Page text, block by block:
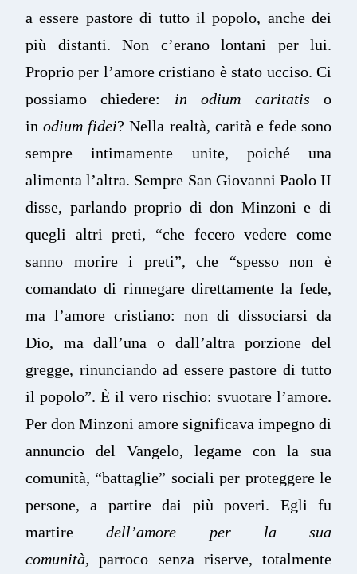
a essere pastore di tutto il popolo, anche dei
più distanti. Non c’erano lontani per lui.
Proprio per l’amore cristiano è stato ucciso. Ci
possiamo chiedere: in odium caritatis o
inodium fidei? Nella realtà, carità e fede sono
sempre intimamente unite, poiché una
alimenta l’altra. Sempre San Giovanni Paolo II
disse, parlando proprio di don Minzoni e di
quegli altri preti, “che fecero vedere come
sanno morire i preti”, che “spesso non è
comandato di rinnegare direttamente la fede,
ma l’amore cristiano: non di dissociarsi da
Dio, ma dall’una o dall’altra porzione del
gregge, rinunciando ad essere pastore di tutto
il popolo”. È il vero rischio: svuotare l’amore.
Per don Minzoni amore significava impegno di
annuncio del Vangelo, legame con la sua
comunità, “battaglie” sociali per proteggere le
persone, a partire dai più poveri. Egli fu
martiredell’amore per la sua
comunità,parroco senza riserve, totalmente